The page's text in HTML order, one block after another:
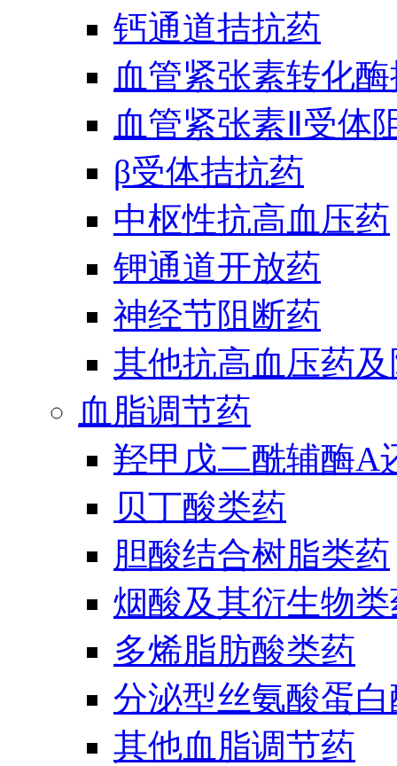
钙通道拮抗药
血管紧张素转化
血管紧张素Ⅱ受体
β受体拮抗药
中枢性抗高血压药
钾通道开放药
神经节阻断药
其他抗高血压药
血脂调节药
羟甲戊二酰辅酶A
贝丁酸类药
胆酸结合树脂类药
烟酸及其衍生物
多烯脂肪酸类药
分泌型丝氨酸蛋
其他血脂调节药